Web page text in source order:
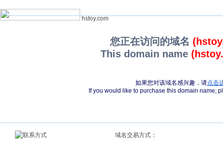
hstoy.com
您正在访问的域名
This domain name
如果您对该域名感兴趣，请点击
If you would like to purchase this domain name,
域名交易方式：